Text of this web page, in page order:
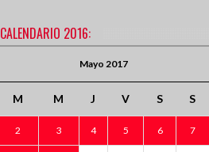
CALENDARIO 2016:
Mayo 2017
M M J V S S
2 3 4 5 6 7